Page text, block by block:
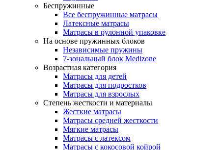
Беспружинные
Все беспружинные матрасы
Латексные матрасы
Матрасы в рулонной упаковке
На основе пружинных блоков
Независимые пружины
7-зональный блок Medizone
Возрастная категория
Матрасы для детей
Матрасы для подростков
Матрасы для взрослых
Степень жесткости и материалы
Жесткие матрасы
Матрасы средней жесткости
Мягкие матрасы
Матрасы с латексом
Матрасы с кокосовой койрой